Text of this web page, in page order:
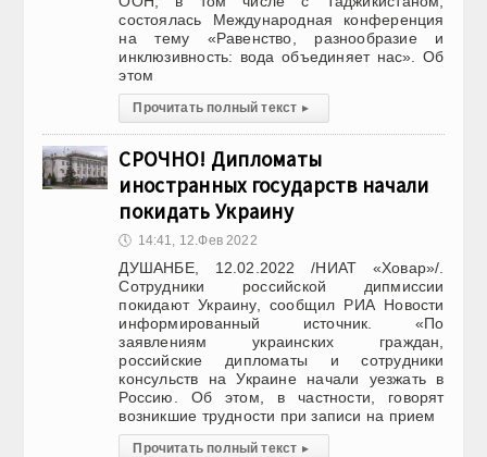
состоялась Международная конференция
на тему «Равенство, разнообразие и
инклюзивность: вода объединяет нас». Об
этом
Прочитать полный текст ▸
СРОЧНО! Дипломаты
иностранных государств начали
покидать Украину
🕔 14:41, 12.Фев 2022
ДУШАНБЕ, 12.02.2022 /НИАТ «Ховар»/.
Сотрудники российской дипмиссии
покидают Украину, сообщил РИА Новости
информированный источник. «По
заявлениям украинских граждан,
российские дипломаты и сотрудники
консульств на Украине начали уезжать в
Россию. Об этом, в частности, говорят
возникшие трудности при записи на прием
Прочитать полный текст ▸